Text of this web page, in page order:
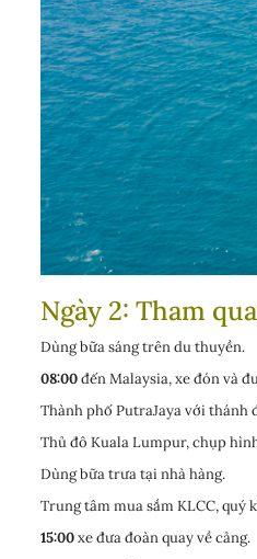
Ngày 2: Tham
Dùng bữa sáng trên du thuyền.
08:00đến Malaysia, xe đón và
Thành phố PutraJaya với
Thủ đô Kuala Lumpur, chụp
Dùng bữa trưa tại nhà hàng.
Trung tâm mua sắm KLCC, quý
15:00xe đưa đoàn quay về cảng.